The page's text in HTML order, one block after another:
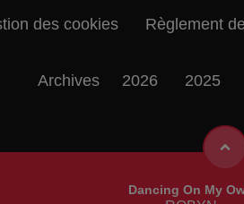
Dancing On My
des cookies Règlement
Archives 2026 2025